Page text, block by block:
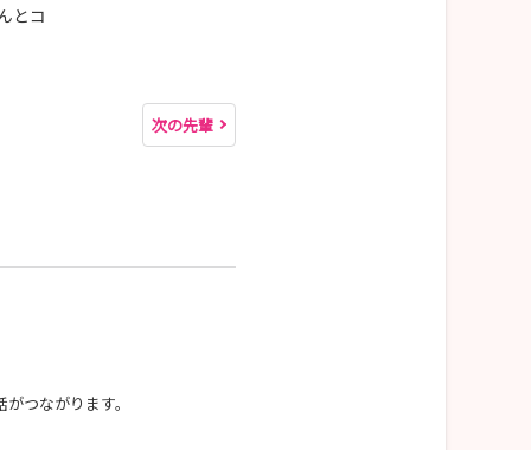
とコ
次の先輩
つながります。